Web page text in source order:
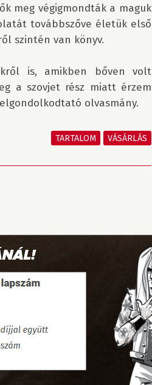
meg végigmondták a maguk
továbbszőve életük első
szintén van könyv.
is, amikben bőven volt
a szovjet rész miatt érzem
olvasmány.
TARTALOM VÁSÁRLÁS